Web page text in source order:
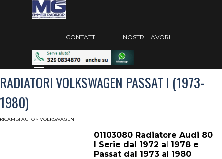
Vai ai contenuti
Salta menù
CONTATTI NOSTRI LAVORI
Salta menù
RADIATORI VOLKSWAGEN PASSAT I (1973-
1980)
RICAMBI AUTO > VOLKSWAGEN
01103080 Radiatore Audi 80
I Serie dal 1972 al 1978 e
Passat dal 1973 al 1980